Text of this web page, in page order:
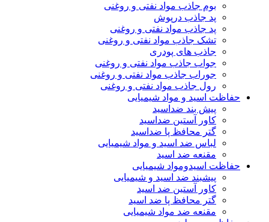
بوم جاذب مواد نفتی و روغنی
پد جاذب درپوش
پد جاذب مواد نفتی و روغنی
تشک جاذب مواد نفتی و روغنی
جاذب های پودری
جواب جاذب مواد نفتی و روغنی
جوراب جاذب مواد نفتی و روغنی
رول جاذب مواد نفتی و روغنی
حفاظت اسید و مواد شیمیایی
پیش بند ضداسید
کاور آستین ضداسید
گتر محافظ پا ضداسید
لباس ضد اسید و مواد شیمیایی
مقنعه ضد اسید
حفاظت اسیدومواد شیمیایی
پیشبند ضد اسید و شیمیایی
کاور آستین ضد اسید
گتر محافظ پا ضد اسید
مقنعه ضد مواد شیمیایی